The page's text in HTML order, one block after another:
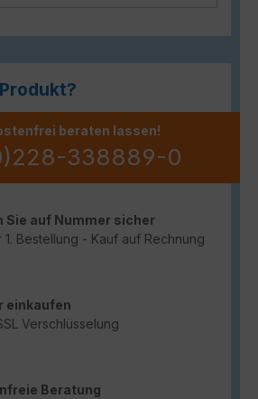
beraten lassen!
338889-0
Sie auf Nummer sicher
1. Bestellung - Kauf auf Rechnung
einkaufen
Verschlüsselung
Beratung